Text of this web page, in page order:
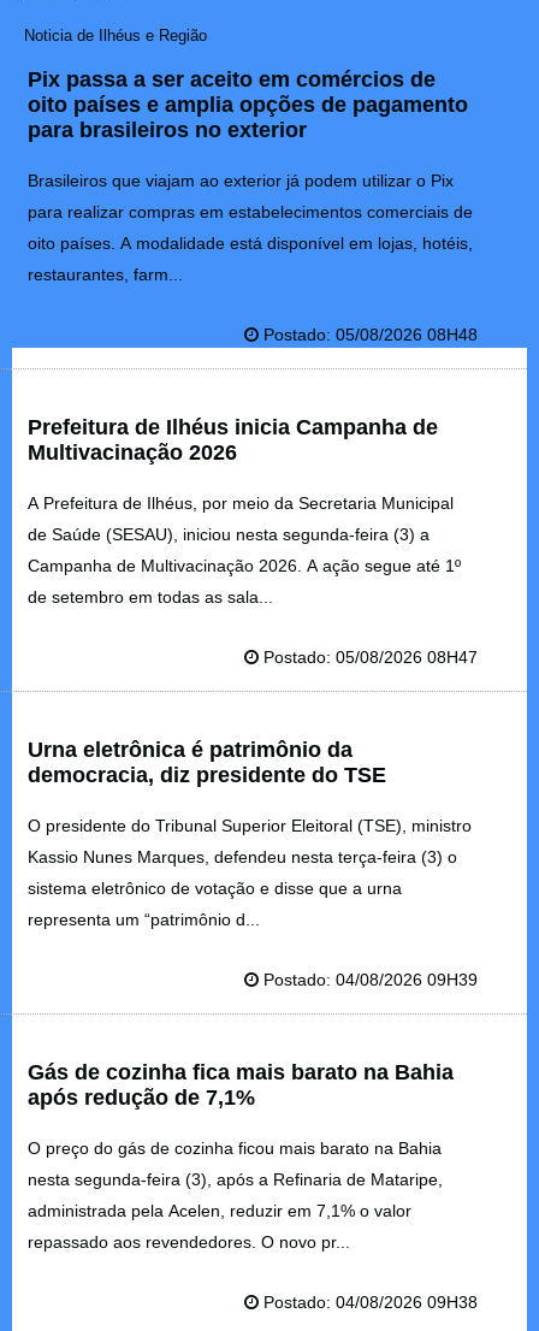
Noticia de Ilhéus e Região
Pix passa a ser aceito em comércios de
oito países e amplia opções de pagamento
para brasileiros no exterior
Brasileiros que viajam ao exterior já podem utilizar o Pix
para realizar compras em estabelecimentos comerciais de
oito países. A modalidade está disponível em lojas, hotéis,
restaurantes, farm...
Postado: 05/08/2026 08H48
Prefeitura de Ilhéus inicia Campanha de
Multivacinação 2026
A Prefeitura de Ilhéus, por meio da Secretaria Municipal
de Saúde (SESAU), iniciou nesta segunda-feira (3) a
Campanha de Multivacinação 2026. A ação segue até 1º
de setembro em todas as sala...
Postado: 05/08/2026 08H47
Urna eletrônica é patrimônio da
democracia, diz presidente do TSE
O presidente do Tribunal Superior Eleitoral (TSE), ministro
Kassio Nunes Marques, defendeu nesta terça-feira (3) o
sistema eletrônico de votação e disse que a urna
representa um “patrimônio d...
Postado: 04/08/2026 09H39
Gás de cozinha fica mais barato na Bahia
após redução de 7,1%
O preço do gás de cozinha ficou mais barato na Bahia
nesta segunda-feira (3), após a Refinaria de Mataripe,
administrada pela Acelen, reduzir em 7,1% o valor
repassado aos revendedores. O novo pr...
Postado: 04/08/2026 09H38